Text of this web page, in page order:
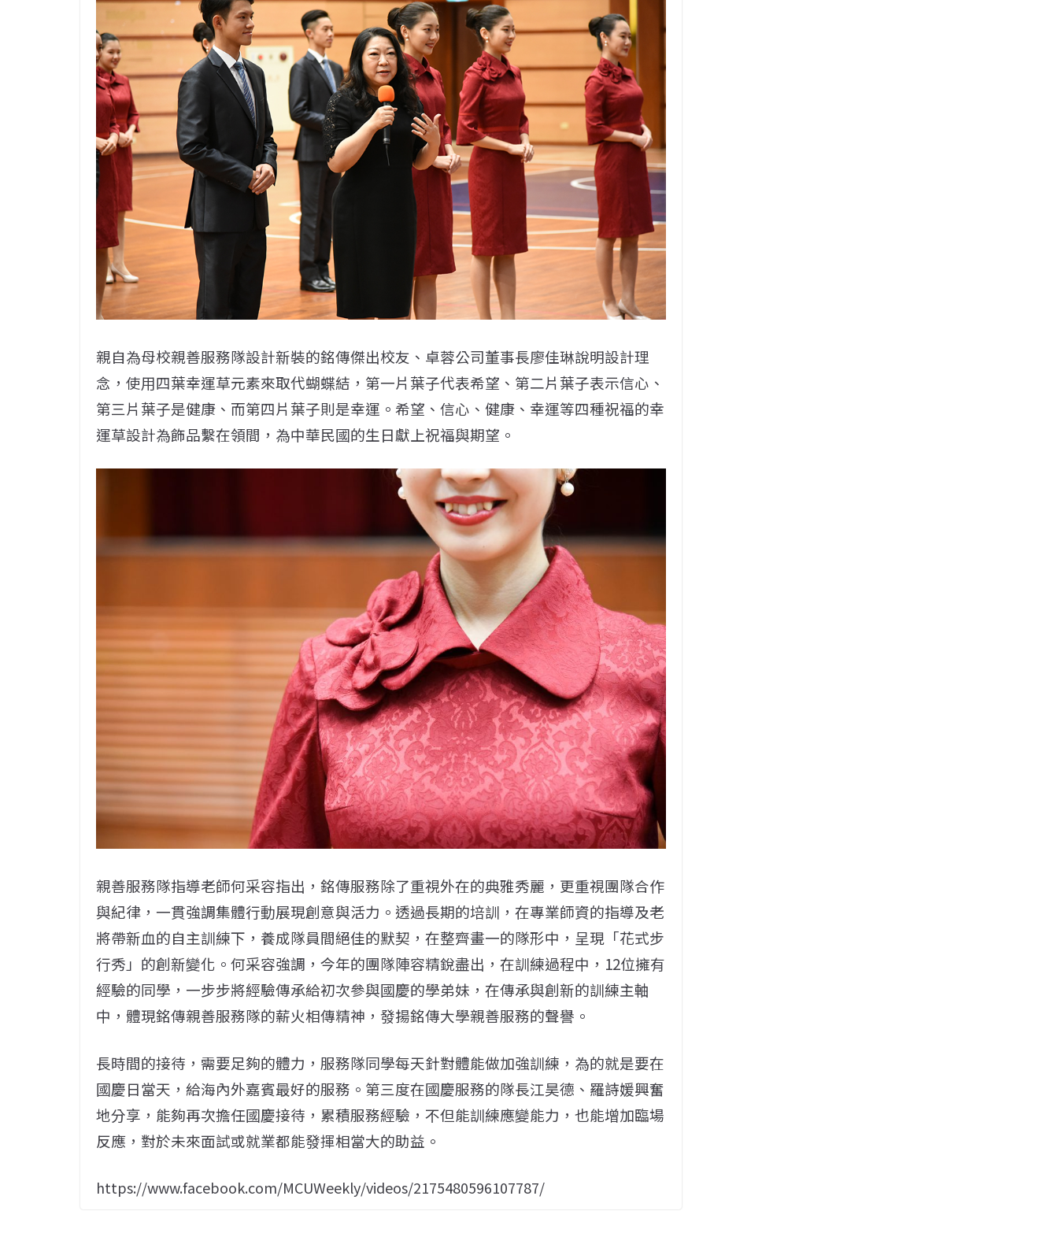
親自為母校親善服務隊設計新裝的銘傳傑出校友、卓蓉公司董事長廖佳琳說明設計理
念，使用四葉幸運草元素來取代蝴蝶結，第一片葉子代表希望、第二片葉子表示信心、
第三片葉子是健康、而第四片葉子則是幸運。希望、信心、健康、幸運等四種祝福的幸
運草設計為飾品繫在領間，為中華民國的生日獻上祝福與期望。
親善服務隊指導老師何采容指出，銘傳服務除了重視外在的典雅秀麗，更重視團隊合作
與紀律，一貫強調集體行動展現創意與活力。透過長期的培訓，在專業師資的指導及老
將帶新血的自主訓練下，養成隊員間絕佳的默契，在整齊畫一的隊形中，呈現「花式步
行秀」的創新變化。何采容強調，今年的團隊陣容精銳盡出，在訓練過程中，12位擁有
經驗的同學，一步步將經驗傳承給初次參與國慶的學弟妹，在傳承與創新的訓練主軸
中，體現銘傳親善服務隊的薪火相傳精神，發揚銘傳大學親善服務的聲譽。
長時間的接待，需要足夠的體力，服務隊同學每天針對體能做加強訓練，為的就是要在
國慶日當天，給海內外嘉賓最好的服務。第三度在國慶服務的隊長江昊德、羅詩媛興奮
地分享，能夠再次擔任國慶接待，累積服務經驗，不但能訓練應變能力，也能增加臨場
反應，對於未來面試或就業都能發揮相當大的助益。
https://www.facebook.com/MCUWeekly/videos/2175480596107787/